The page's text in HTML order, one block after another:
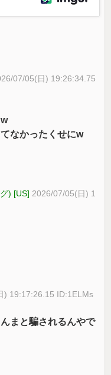
07/05(日) 19:26:34.75
なかったくせにw
) [US] 2026/07/05(日) 1
) 19:17:26.15 ID:1ELMs
まと騙されるんやで